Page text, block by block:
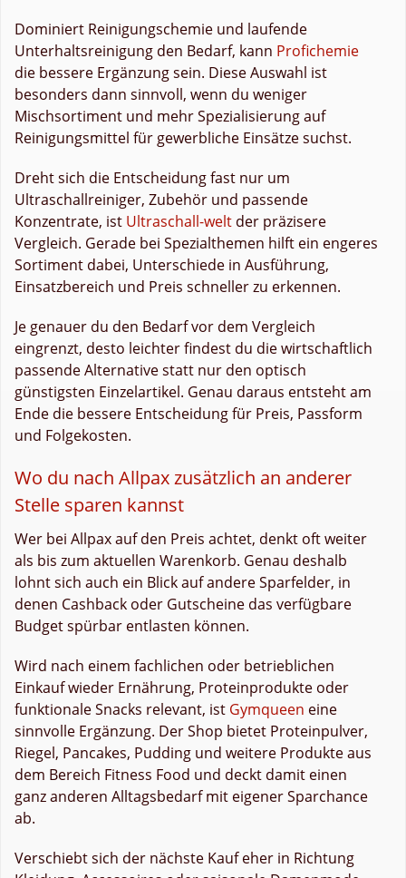
Dominiert Reinigungschemie und laufende
Unterhaltsreinigung den Bedarf, kann Profichemie
die bessere Ergänzung sein. Diese Auswahl ist
besonders dann sinnvoll, wenn du weniger
Mischsortiment und mehr Spezialisierung auf
Reinigungsmittel für gewerbliche Einsätze suchst.
Dreht sich die Entscheidung fast nur um
Ultraschallreiniger, Zubehör und passende
Konzentrate, ist Ultraschall-welt der präzisere
Vergleich. Gerade bei Spezialthemen hilft ein engeres
Sortiment dabei, Unterschiede in Ausführung,
Einsatzbereich und Preis schneller zu erkennen.
Je genauer du den Bedarf vor dem Vergleich
eingrenzt, desto leichter findest du die wirtschaftlich
passende Alternative statt nur den optisch
günstigsten Einzelartikel. Genau daraus entsteht am
Ende die bessere Entscheidung für Preis, Passform
und Folgekosten.
Wo du nach Allpax zusätzlich an anderer
Stelle sparen kannst
Wer bei Allpax auf den Preis achtet, denkt oft weiter
als bis zum aktuellen Warenkorb. Genau deshalb
lohnt sich auch ein Blick auf andere Sparfelder, in
denen Cashback oder Gutscheine das verfügbare
Budget spürbar entlasten können.
Wird nach einem fachlichen oder betrieblichen
Einkauf wieder Ernährung, Proteinprodukte oder
funktionale Snacks relevant, ist Gymqueen eine
sinnvolle Ergänzung. Der Shop bietet Proteinpulver,
Riegel, Pancakes, Pudding und weitere Produkte aus
dem Bereich Fitness Food und deckt damit einen
ganz anderen Alltagsbedarf mit eigener Sparchance
ab.
Verschiebt sich der nächste Kauf eher in Richtung